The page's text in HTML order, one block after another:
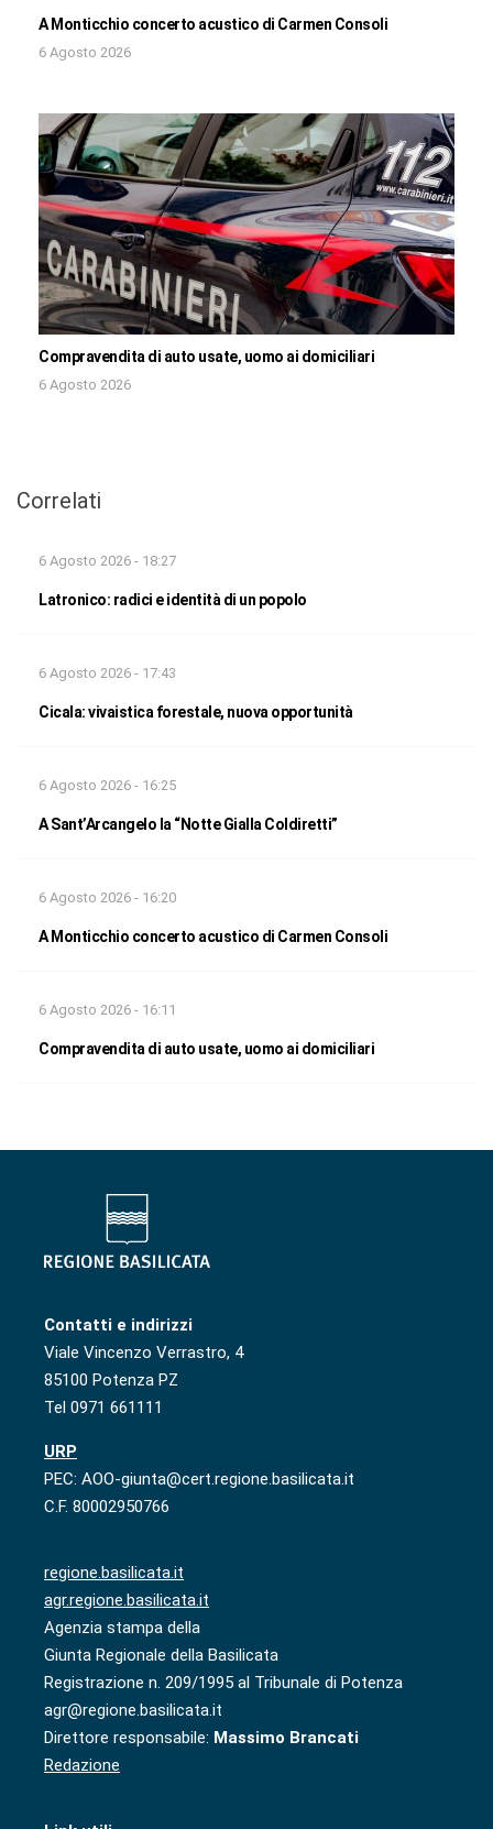
A Monticchio concerto acustico di Carmen Consoli
6 Agosto 2026
Compravendita di auto usate, uomo ai domiciliari
6 Agosto 2026
Correlati
6 Agosto 2026 - 18:27
Latronico: radici e identità di un popolo
6 Agosto 2026 - 17:43
Cicala: vivaistica forestale, nuova opportunità
6 Agosto 2026 - 16:25
A Sant’Arcangelo la “Notte Gialla Coldiretti”
6 Agosto 2026 - 16:20
A Monticchio concerto acustico di Carmen Consoli
6 Agosto 2026 - 16:11
Compravendita di auto usate, uomo ai domiciliari
Contatti e indirizzi
Viale Vincenzo Verrastro, 4
85100 Potenza PZ
Tel 0971 661111
URP
PEC: AOO-giunta@cert.regione.basilicata.it
C.F. 80002950766
regione.basilicata.it
agr.regione.basilicata.it
Agenzia stampa della
Giunta Regionale della Basilicata
Registrazione n. 209/1995 al Tribunale di Potenza
agr@regione.basilicata.it
Direttore responsabile: Massimo Brancati
Redazione